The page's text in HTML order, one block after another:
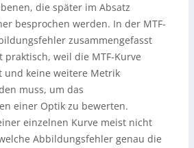
die später im Absatz
besprochen werden. In der MTF-
zusammengefasst
praktisch, weil die MTF-Kurve
und keine weitere Metrik
muss, um das
einer Optik zu bewerten.
einzelnen Kurve meist nicht
Abbildungsfehler genau die